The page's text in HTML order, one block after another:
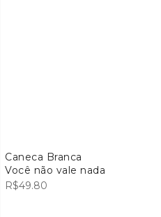
Caneca Branca
Você não vale nada
R$49.80